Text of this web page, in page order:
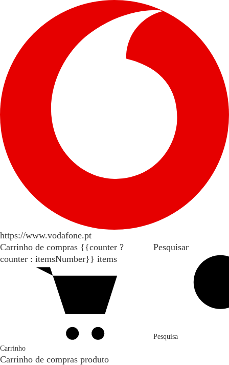
https://www.vodafone.pt
Carrinho de compras {{counter ?
counter : itemsNumber}} items
Carrinho
Carrinho de compras produto
Pesquisar
Pesquisa